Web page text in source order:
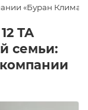
«Буран Климат»
TA
семьи: